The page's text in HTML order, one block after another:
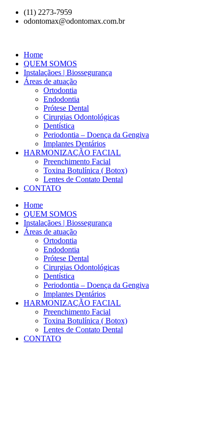
(11) 2273-7959
odontomax@odontomax.com.br
Home
QUEM SOMOS
Instalaçãoes | Biossegurança
Áreas de atuação
Ortodontia
Endodontia
Prótese Dental
Cirurgias Odontológicas
Dentística
Periodontia – Doença da Gengiva
Implantes Dentários
HARMONIZAÇÃO FACIAL
Preenchimento Facial
Toxina Botulínica ( Botox)
Lentes de Contato Dental
CONTATO
Home
QUEM SOMOS
Instalaçãoes | Biossegurança
Áreas de atuação
Ortodontia
Endodontia
Prótese Dental
Cirurgias Odontológicas
Dentística
Periodontia – Doença da Gengiva
Implantes Dentários
HARMONIZAÇÃO FACIAL
Preenchimento Facial
Toxina Botulínica ( Botox)
Lentes de Contato Dental
CONTATO